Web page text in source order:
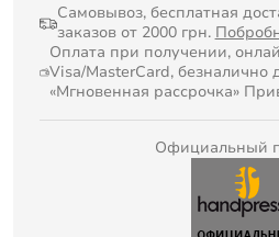
Самовывоз, бесплатная
заказов от 2000 грн.
Оплата при получении,
Visa/MasterCard, безналично
«Мгновенная рассрочка»
Официальный